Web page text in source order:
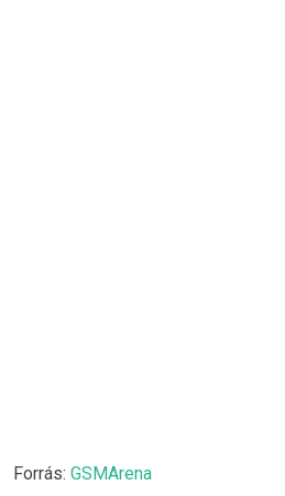
Forrás: GSMArena